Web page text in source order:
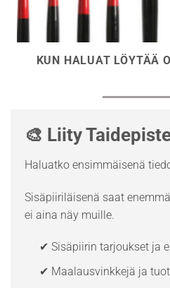
KUN HALUAT LÖYTÄÄ
🎨 Liity
Haluatko ensimmäisenä
Sisäpiiriläisenä saat
ei aina näy muille.
✔ Sisäpiirin tarjoukset ja
✔ Maalausvinkkejä ja